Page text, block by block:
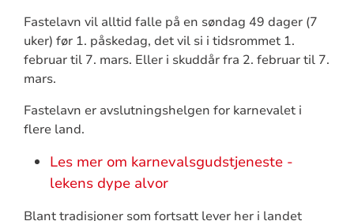
Fastelavn vil alltid falle på en søndag 49 dager (7
uker) før 1. påskedag, det vil si i tidsrommet 1.
februar til 7. mars. Eller i skuddår fra 2. februar til 7.
mars.
Fastelavn er avslutningshelgen for karnevalet i
flere land.
Les mer om karnevalsgudstjeneste -
lekens dype alvor
Blant tradisjoner som fortsatt lever her i landet